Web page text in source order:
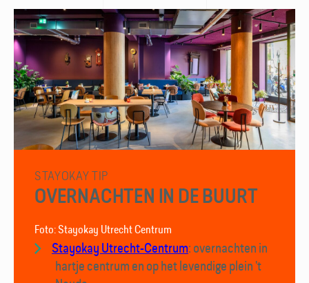
STAYOKAY TIP
OVERNACHTEN IN DE BUURT
Foto: Stayokay Utrecht Centrum
Stayokay Utrecht-Centrum: overnachten in
hartje centrum en op het levendige plein 't